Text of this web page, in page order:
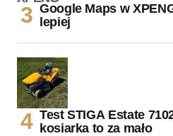
Google Maps w
lepiej
Test STIGA Estate
kosiarka to za mało